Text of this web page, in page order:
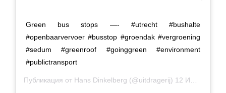
Green bus stops —- #utrecht #bushalte
#openbaarvervoer #busstop #groendak #vergroening
#sedum #greenroof #goinggreen #environment
#publictransport
Публикация от Hans Dinkelberg (@uitdragerij) 12 Июн 2019 в 4:55 PDT